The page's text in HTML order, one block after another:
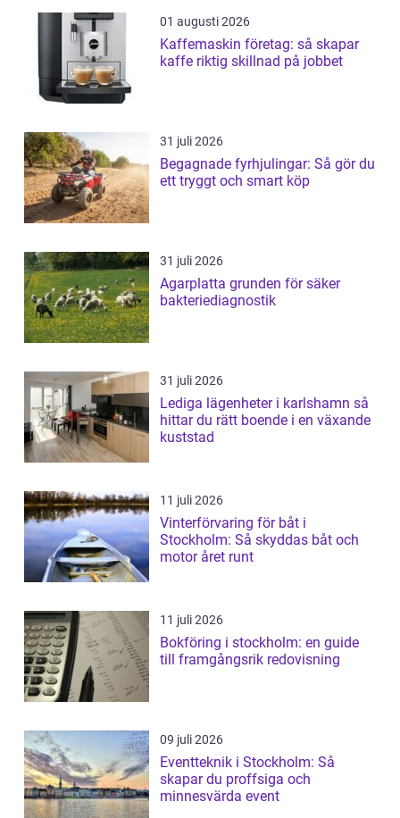
01 augusti 2026
Kaffemaskin företag: så skapar
kaffe riktig skillnad på jobbet
31 juli 2026
Begagnade fyrhjulingar: Så gör du
ett tryggt och smart köp
31 juli 2026
Agarplatta grunden för säker
bakteriediagnostik
31 juli 2026
Lediga lägenheter i karlshamn så
hittar du rätt boende i en växande
kuststad
11 juli 2026
Vinterförvaring för båt i
Stockholm: Så skyddas båt och
motor året runt
11 juli 2026
Bokföring i stockholm: en guide
till framgångsrik redovisning
09 juli 2026
Eventteknik i Stockholm: Så
skapar du proffsiga och
minnesvärda event